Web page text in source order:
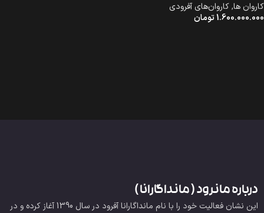
کاروان ها,کاروان‌های آفرودی
1.600.000.000تومان
درباره مانرود ( مانداگارانا )
این نشان فعالیت خود را با نام مانداگارانا آفرود در سال 1390 آغاز کرده و در